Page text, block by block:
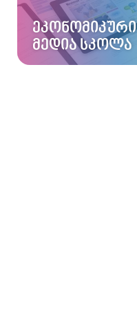
ᲔᲙᲝᲜᲝᲛᲘᲙᲣᲠᲘ
ᲛᲔᲓᲘᲐ ᲡᲙᲝᲚᲐ